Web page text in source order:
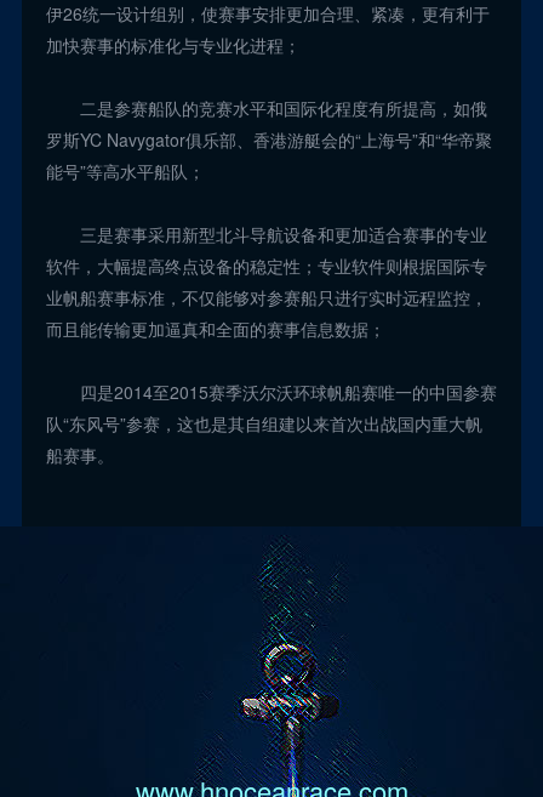
伊26统一设计组别，使赛事安排更加合理、紧凑，更有利于
加快赛事的标准化与专业化进程；
二是参赛船队的竞赛水平和国际化程度有所提高，如俄
罗斯YC Navygator俱乐部、香港游艇会的“上海号”和“华帝聚
能号”等高水平船队；
三是赛事采用新型北斗导航设备和更加适合赛事的专业
软件，大幅提高终点设备的稳定性；专业软件则根据国际专
业帆船赛事标准，不仅能够对参赛船只进行实时远程监控，
而且能传输更加逼真和全面的赛事信息数据；
四是2014至2015赛季沃尔沃环球帆船赛唯一的中国参赛
队“东风号”参赛，这也是其自组建以来首次出战国内重大帆
船赛事。